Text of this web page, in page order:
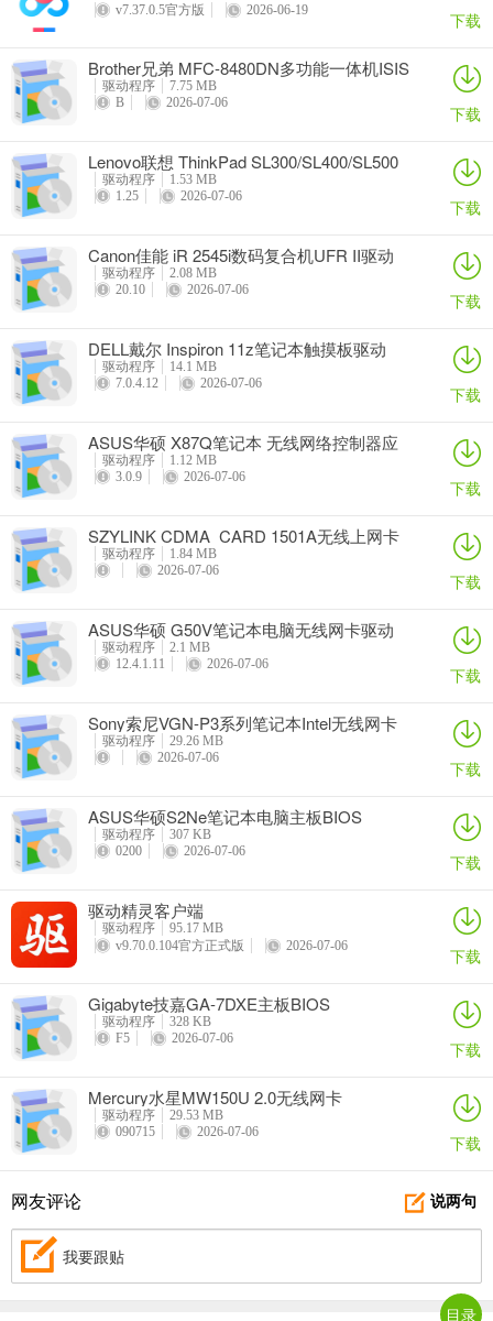
v7.37.0.5官方版
2026-06-19 下载
Brother兄弟 MFC-8480DN多功能一体机ISIS
驱动
驱动程序
7.75 MB
B
2026-07-06 下载
Lenovo联想 ThinkPad SL300/SL400/SL500
笔记本BIOS
驱动程序
1.53 MB
1.25
2026-07-06 下载
Canon佳能 iR 2545i数码复合机UFR II驱动
驱动程序
2.08 MB
20.10
2026-07-06 下载
DELL戴尔 Inspiron 11z笔记本触摸板驱动
驱动程序
14.1 MB
7.0.4.12
2026-07-06 下载
ASUS华硕 X87Q笔记本 无线网络控制器应
用程序
驱动程序
1.12 MB
3.0.9
2026-07-06 下载
SZYLINK CDMA_CARD 1501A无线上网卡
驱动程序
1.84 MB
2026-07-06
下载
ASUS华硕 G50V笔记本电脑无线网卡驱动
驱动程序
2.1 MB
12.4.1.11
2026-07-06 下载
Sony索尼VGN-P3系列笔记本Intel无线网卡
驱动
驱动程序
29.26 MB
2026-07-06
下载
ASUS华硕S2Ne笔记本电脑主板BIOS
驱动程序
307 KB
0200
2026-07-06 下载
驱动精灵客户端
驱动程序
95.17 MB
v9.70.0.104官方正式版
2026-07-06 下载
Gigabyte技嘉GA-7DXE主板BIOS
驱动程序
328 KB
F5
2026-07-06 下载
Mercury水星MW150U 2.0无线网卡
驱动程序
29.53 MB
090715
2026-07-06 下载
说两句
网友评论
我要跟贴
目录